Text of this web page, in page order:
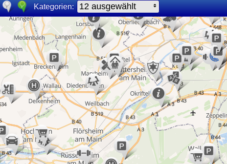
Kategorien: 12 ausgewählt